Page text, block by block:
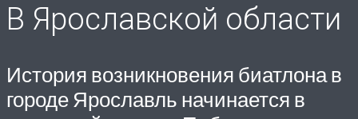
В Ярославской области
История возникновения биатлона в
городе Ярославль начинается в